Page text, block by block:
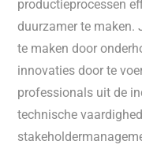
productieprocessen
duurzamer te maken.
te maken door
innovaties door te
professionals uit de
technische